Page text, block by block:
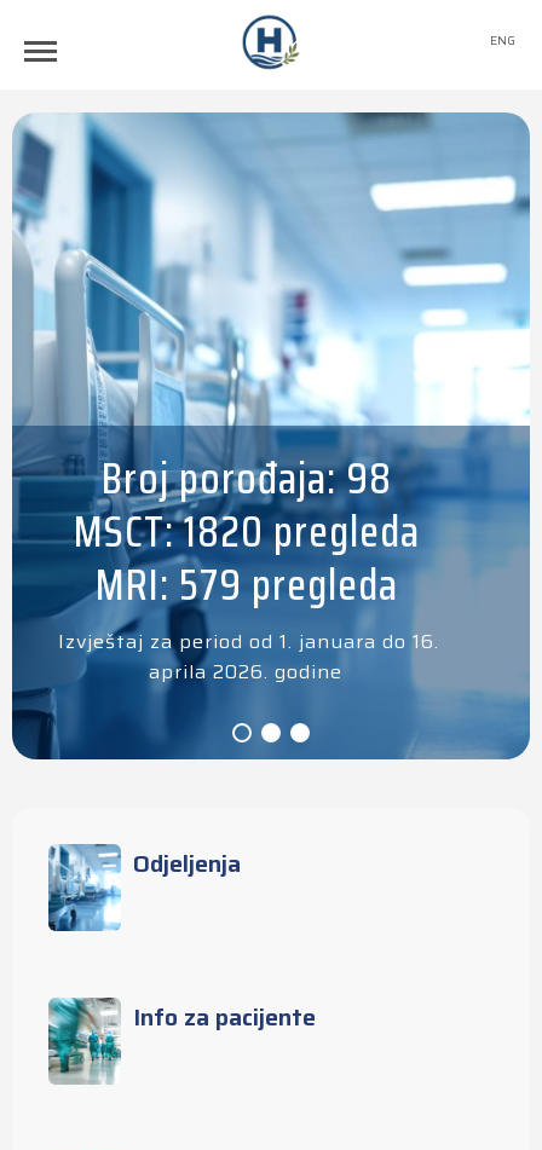
ENG
Broj porođaja: 98
MSCT: 1820 pregleda
MRI: 579 pregleda
Izvještaj za period od 1. januara do 16.
aprila 2026. godine
Odjeljenja
Info za pacijente